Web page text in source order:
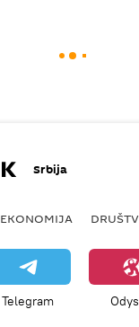
Srbija
EKONOMIJA
Telegram